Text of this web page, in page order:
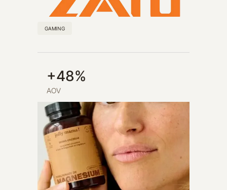
GAMING
+48%
AOV